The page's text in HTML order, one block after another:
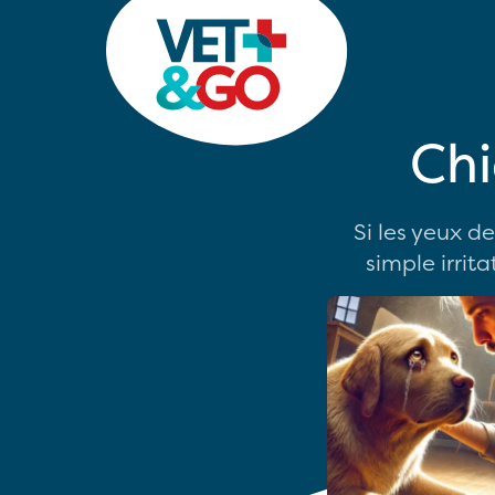
Si les yeux
simple